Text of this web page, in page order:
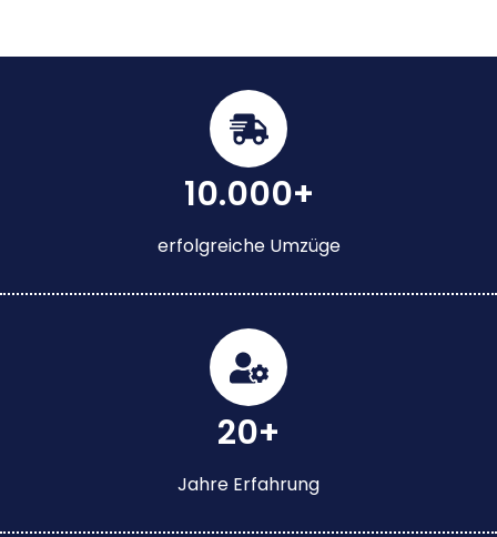
10.000+
erfolgreiche Umzüge
20+
Jahre Erfahrung